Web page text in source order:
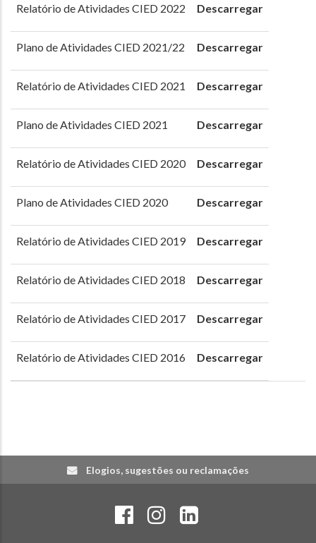
Relatório de Atividades CIED 2022 Descarregar
Plano de Atividades CIED 2021/22 Descarregar
Relatório de Atividades CIED 2021 Descarregar
Plano de Atividades CIED 2021 Descarregar
Relatório de Atividades CIED 2020 Descarregar
Plano de Atividades CIED 2020 Descarregar
Relatório de Atividades CIED 2019 Descarregar
Relatório de Atividades CIED 2018 Descarregar
Relatório de Atividades CIED 2017 Descarregar
Relatório de Atividades CIED 2016 Descarregar
Elogios, sugestões ou reclamações